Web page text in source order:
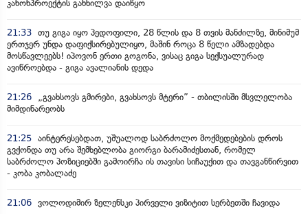
კანონპროექტის განხილვა დაიწყო
21:33 თუ გიგა იყო პედოფილი, 28 წლის და 8 თვის მანძილზე, მინიმუმ
ერთჯერ უნდა დაფიქსირებულიყო, მაშინ როცა 8 წელი ამზადებდა
მოსწავლეებს! იპოვონ ერთი გოგონა, ვისაც გიგა სექსუალურად
ავიწროებდა - გიგა ავალიანის დედა
21:26
„გვახსოვს გმირები, გვახსოვს მტერი” - თბილისში მსვლელობა
მიმდინარეობს
21:25 აინტერესებდათ, უშუალოდ საბრძოლო მოქმედებების დროს
გვქონდა თუ არა შემხებლობა გიორგი ბარამიძესთან, რომელ
საბრძოლო პოზიციებში გამოირჩა ის თავისი სიჩაუქით და თავგანწირვით
- კობა კობალაძე
21:06 ვოლოდიმირ ზელენსკი პირველი ვიზიტით სერბეთში ჩავიდა